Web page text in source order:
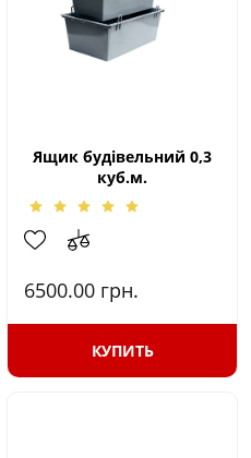
Ящик будівельний 0,3
куб.м.
6500.00 грн.
КУПИТЬ